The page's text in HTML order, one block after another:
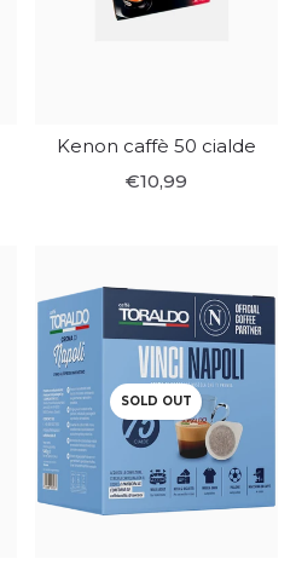
Kenon caffè 50 cialde
€10,99
SOLD OUT